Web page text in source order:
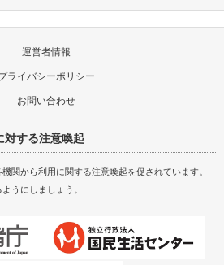
運営者情報
ライバシーポリシー
お問い合わせ
対する注意喚起
関から利用に関する注意喚起を促されています。
うにしましょう。